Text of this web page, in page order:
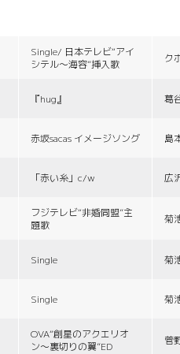
Single/ 日本テレビ“アイ
シテル〜海容”挿入歌
ク
『hug』 葛
赤坂sacas イメージソング 島
「赤い糸」c/w 広
フジテレビ“非婚同盟”主
題歌
菊
Single 菊
Single 菊
OVA“創星のアクエリオ
ン〜裏切りの翼”ED
菅